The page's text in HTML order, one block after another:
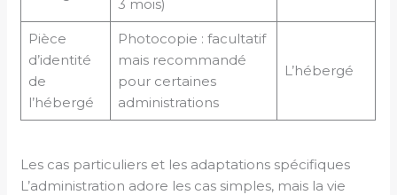
3 mois)
Pièce
d’identité
de
l’hébergé
Photocopie : facultatif
mais recommandé
pour certaines
administrations
L’hébergé
Les cas particuliers et les adaptations spécifiques
L’administration adore les cas simples, mais la vie